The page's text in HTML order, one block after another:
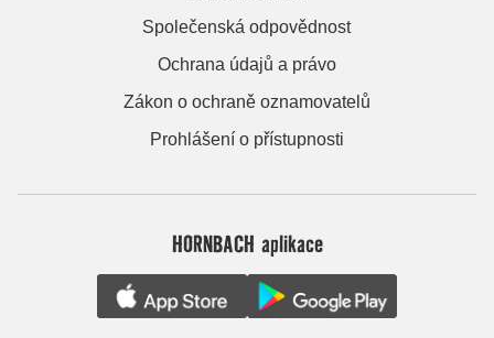
Společenská odpovědnost
Ochrana údajů a právo
Zákon o ochraně oznamovatelů
Prohlášení o přístupnosti
HORNBACH aplikace